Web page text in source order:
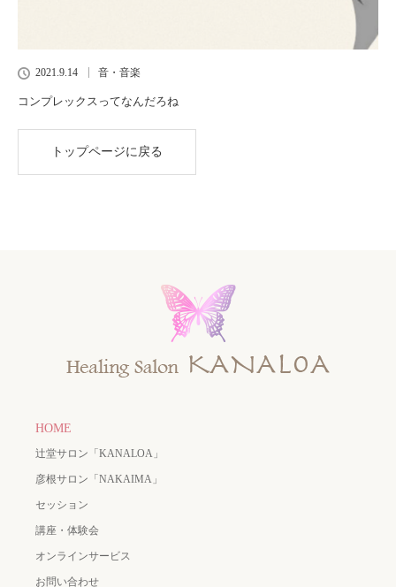
2021.9.14 音・音楽
コンプレックスってなんだろね
トップページに戻る
HOME
辻堂サロン「KANALOA」
彦根サロン「NAKAIMA」
セッション
講座・体験会
オンラインサービス
お問い合わせ